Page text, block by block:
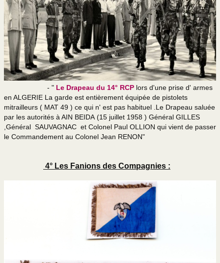
- " Le Drapeau du 14° RCP lors d'une prise d' armes
en ALGERIE La garde est entièrement équipée de pistolets
mitrailleurs ( MAT 49 ) ce qui n' est pas habituel .Le Drapeau saluée
par les autorités à AIN BEIDA (15 juillet 1958 ) Général GILLES
,Général SAUVAGNAC et Colonel Paul OLLION qui vient de passer
le Commandement au Colonel Jean RENON"
4° Les Fanions des Compagnies :